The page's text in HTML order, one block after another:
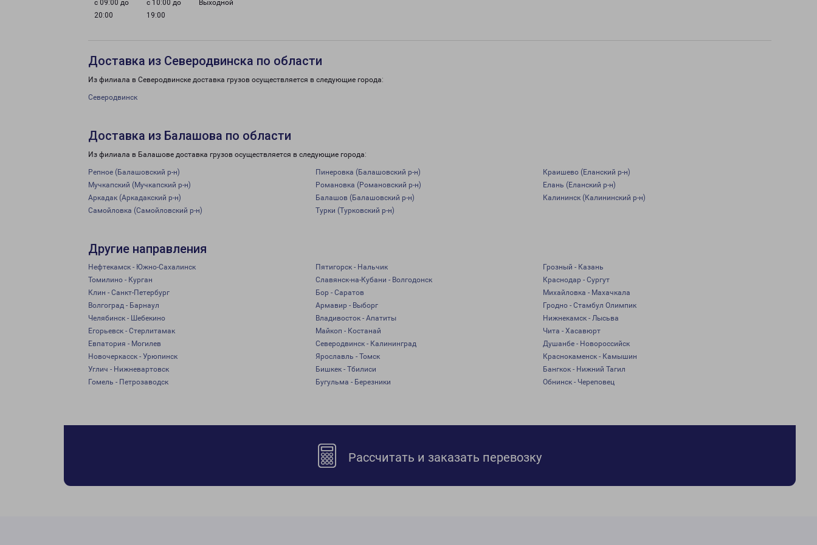
с 09:00 до
20:00
с 10:00 до
19:00
Выходной
Доставка из Северодвинска по области
Из филиала в Северодвинске доставка грузов осуществляется в следующие города:
Северодвинск
Доставка из Балашова по области
Из филиала в Балашове доставка грузов осуществляется в следующие города:
Репное (Балашовский р-н) Пинеровка (Балашовский р-н)
Краишево (Еланский р-н)
Мучкапский (Мучкапский р-н)
Романовка (Романовский р-н)
Елань (Еланский р-н)
Аркадак (Аркадакский р-н)
Балашов (Балашовский р-н)
Калининск (Калининский р-н)
Самойловка (Самойловский р-н)
Турки (Турковский р-н)
Другие направления
Нефтекамск - Южно-Сахалинск Пятигорск - Нальчик
Грозный - Казань
Томилино - Курган
Славянск-на-Кубани - Волгодонск
Краснодар - Сургут
Клин - Санкт-Петербург
Бор - Саратов
Михайловка - Махачкала
Волгоград - Барнаул
Армавир - Выборг
Гродно - Стамбул Олимпик
Челябинск - Шебекино
Владивосток - Апатиты
Нижнекамск - Лысьва
Егорьевск - Стерлитамак
Майкоп - Костанай
Чита - Хасавюрт
Евпатория - Могилев
Северодвинск - Калининград
Душанбе - Новороссийск
Новочеркасск - Урюпинск
Ярославль - Томск
Краснокаменск - Камышин
Углич - Нижневартовск
Бишкек - Тбилиси
Бангкок - Нижний Тагил
Гомель - Петрозаводск
Бугульма - Березники Обнинск - Череповец
Рассчитать и заказать перевозку